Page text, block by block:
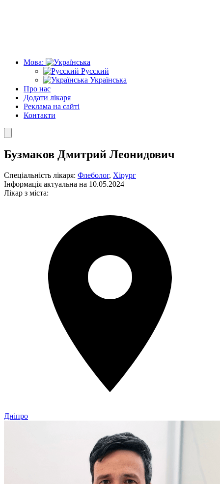
Мова:
Русский
Українська
Про нас
Додати лікаря
Реклама на сайті
Контакти
Бузмаков Дмитрий Леонидович
Спеціальність лікаря: Флеболог, Хірург
Інформація актуальна на 10.05.2024
Лікар з міста:
Дніпро